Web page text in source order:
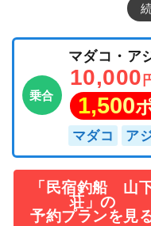
乗合
マダコ・ア
10,000
1,500
マダコ ア
「民宿釣船 山
荘」の
予約プランを見